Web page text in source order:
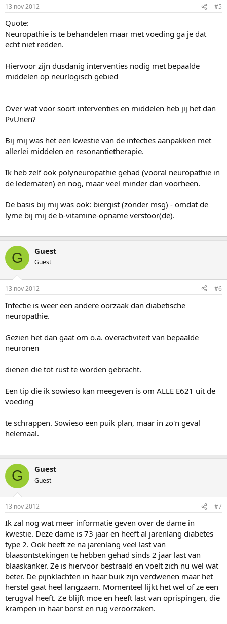
13 nov 2012 #5
Quote:
Neuropathie is te behandelen maar met voeding ga je dat
echt niet redden.
Hiervoor zijn dusdanig interventies nodig met bepaalde
middelen op neurlogisch gebied
Over wat voor soort interventies en middelen heb jij het dan
PvUnen?
Bij mij was het een kwestie van de infecties aanpakken met
allerlei middelen en resonantietherapie.
Ik heb zelf ook polyneuropathie gehad (vooral neuropathie in
de ledematen) en nog, maar veel minder dan voorheen.
De basis bij mij was ook: biergist (zonder msg) - omdat de
lyme bij mij de b-vitamine-opname verstoor(de).
G Guest
Guest
13 nov 2012 #6
Infectie is weer een andere oorzaak dan diabetische
neuropathie.
Gezien het dan gaat om o.a. overactiviteit van bepaalde
neuronen
dienen die tot rust te worden gebracht.
Een tip die ik sowieso kan meegeven is om ALLE E621 uit de
voeding
te schrappen. Sowieso een puik plan, maar in zo'n geval
helemaal.
G Guest
Guest
13 nov 2012 #7
Ik zal nog wat meer informatie geven over de dame in
kwestie. Deze dame is 73 jaar en heeft al jarenlang diabetes
type 2. Ook heeft ze na jarenlang veel last van
blaasontstekingen te hebben gehad sinds 2 jaar last van
blaaskanker. Ze is hiervoor bestraald en voelt zich nu wel wat
beter. De pijnklachten in haar buik zijn verdwenen maar het
herstel gaat heel langzaam. Momenteel lijkt het wel of ze een
terugval heeft. Ze blijft moe en heeft last van oprispingen, die
krampen in haar borst en rug veroorzaken.